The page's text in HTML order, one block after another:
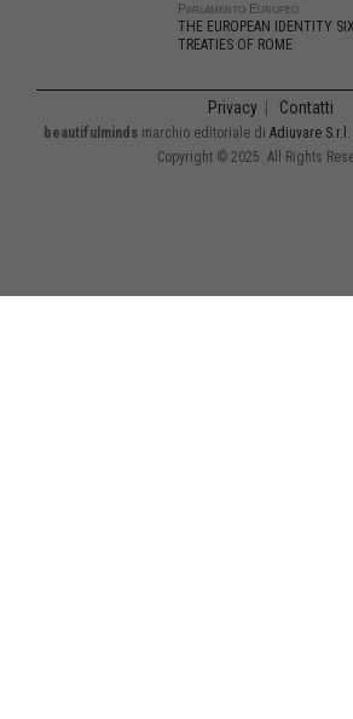
Parlamento Europeo
THE EUROPEAN IDENTITY
TREATIES OF ROME
Privacy Contatti
beautifulminds marchio editoriale di Adiuvare S.r.l.
Copyright © 2025. All Rights